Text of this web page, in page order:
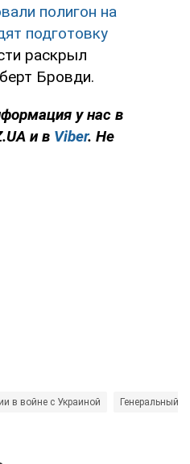
полигон на
подготовку
раскрыл
Бровди.
у нас в
и в Viber. Не
в войне с Украиной Генеральный